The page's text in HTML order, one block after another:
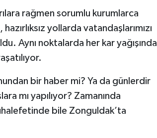
rağmen sorumlu kurumlarca
yollarda vatandaşlarımızı
Aynı noktalarda her kar yağışında
bir haber mi? Ya da günlerdir
mı yapılıyor? Zamanında
bile Zonguldak’ta